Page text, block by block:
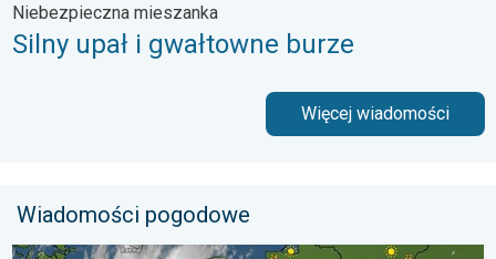
Niebezpieczna mieszanka
Silny upał i gwałtowne burze
Więcej wiadomości
Wiadomości pogodowe